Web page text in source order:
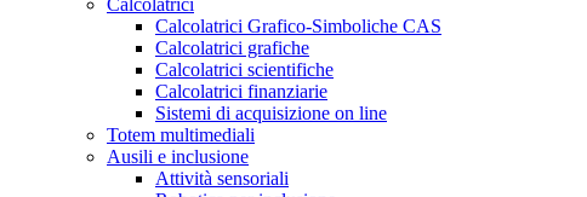
Calcolatrici Grafico-Simboliche CAS
Calcolatrici grafiche
Calcolatrici scientifiche
Calcolatrici finanziarie
Sistemi di acquisizione on line
Totem multimediali
Ausili e inclusione
Attività sensoriali